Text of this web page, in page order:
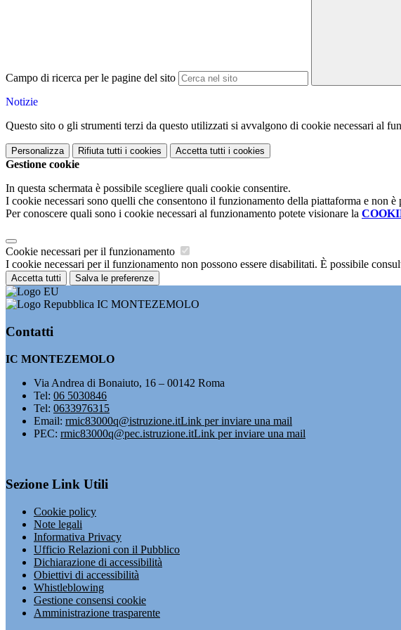
Campo di ricerca per le pagine del sito
Notizie
Questo sito o gli strumenti terzi da questo utilizzati si avvalgono di cookie necessari al
Personalizza Rifiuta tutti i cookies Accetta tutti i cookies
Gestione cookie
In questa schermata è possibile scegliere quali cookie consentire.
I cookie necessari sono quelli che consentono il funzionamento della piattaforma e non
Per conoscere quali sono i cookie necessari al funzionamento potete visionare la
Cookie necessari per il funzionamento
I cookie necessari per il funzionamento non possono essere disabilitati. È possibile
Accetta tutti Salva le preferenze
IC MONTEZEMOLO
Contatti
IC MONTEZEMOLO
Via Andrea di Bonaiuto, 16 – 00142 Roma
Tel: 06 5030846
Tel: 0633976315
Email: rmic83000q@istruzione.itLink per inviare una mail
PEC: rmic83000q@pec.istruzione.itLink per inviare una mail
Sezione Link Utili
Cookie policy
Note legali
Informativa Privacy
Ufficio Relazioni con il Pubblico
Dichiarazione di accessibilità
Obiettivi di accessibilità
Whistleblowing
Gestione consensi cookie
Amministrazione trasparente